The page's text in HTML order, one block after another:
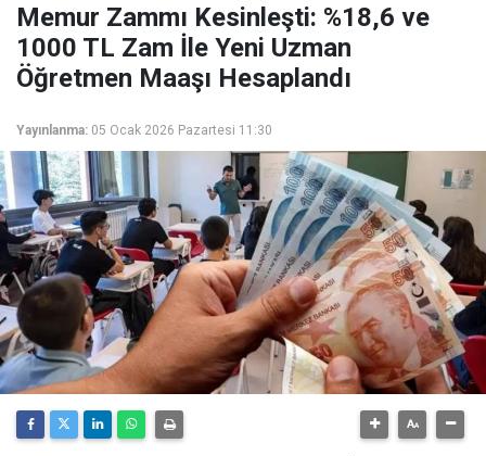
Memur Zammı Kesinleşti: %18,6 ve
1000 TL Zam İle Yeni Uzman
Öğretmen Maaşı Hesaplandı
Yayınlanma: 05 Ocak 2026 Pazartesi 11:30